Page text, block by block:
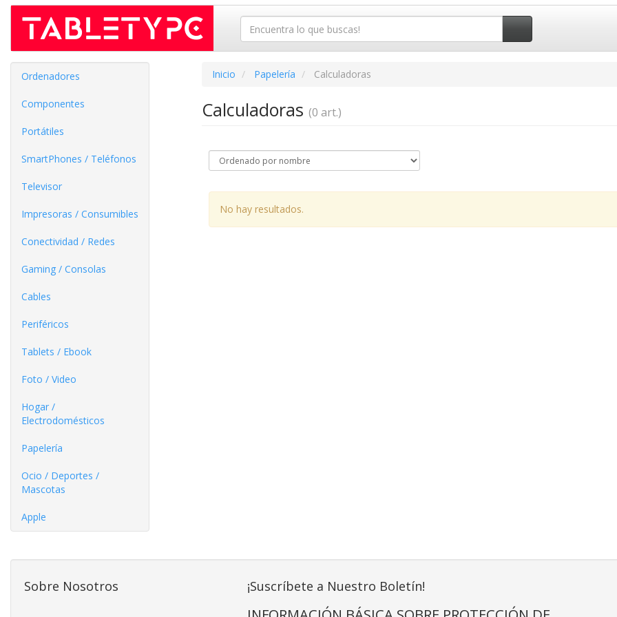
Ordenadores
Componentes
Portátiles
SmartPhones / Teléfonos
Televisor
Impresoras / Consumibles
Conectividad / Redes
Gaming / Consolas
Cables
Periféricos
Tablets / Ebook
Foto / Video
Hogar /
Electrodomésticos
Papelería
Ocio / Deportes /
Mascotas
Apple
Inicio Papelería Calculadoras
Calculadoras (0 art.)
No hay resultados.
Sobre Nosotros ¡Suscríbete a Nuestro Boletín!